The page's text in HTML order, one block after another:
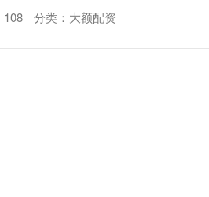
108 分类： 大额配资